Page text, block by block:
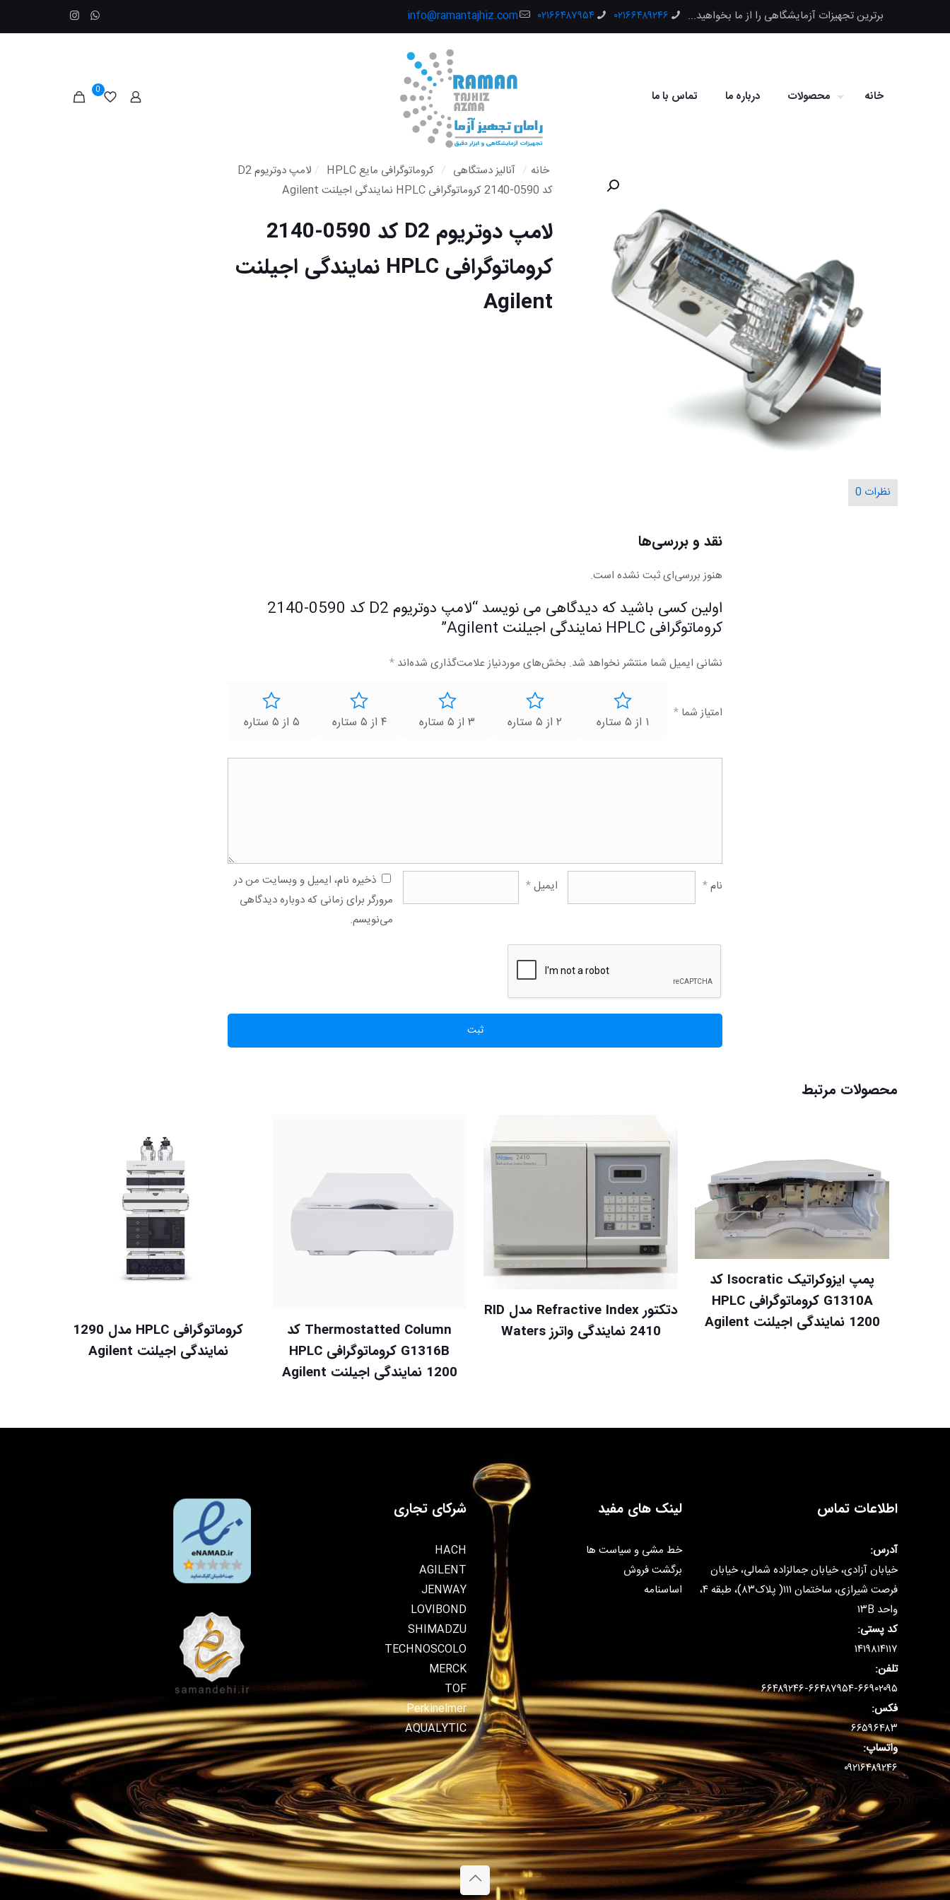
برترین تجهیزات آزمایشگاهی را از ما بخواهید... ۰۲۱۶۶۴۸۹۲۴۶ ۰۲۱۶۶۴۸۷۹۵۴ info@ramantajhiz.com
خانه محصولات درباره ما تماس با ما 0
خانه / آنالیز دستگاهی / کروماتوگرافی مایع HPLC /
لامپ دوتریوم D2
کد 0590-2140 کروماتوگرافی HPLC نمایندگی اجیلنت Agilent
لامپ دوتریوم D2 کد 0590-2140
کروماتوگرافی HPLC نمایندگی اجیلنت
Agilent
نظرات 0
نقد و بررسی‌ها
هنوز بررسی‌ای ثبت نشده است.
اولین کسی باشید که دیدگاهی می نویسد “لامپ دوتریوم D2 کد 0590-2140
کروماتوگرافی HPLC نمایندگی اجیلنت Agilent”
نشانی ایمیل شما منتشر نخواهد شد. بخش‌های موردنیاز علامت‌گذاری شده‌اند *
امتیاز شما *
۱ از ۵ ستاره ۲ از ۵ ستاره ۳ از ۵ ستاره ۴ از ۵ ستاره ۵ از ۵ ستاره
نام* ایمیل*
ذخیره نام، ایمیل و وبسایت من در
مرورگر برای زمانی که دوباره دیدگاهی
می‌نویسم.
محصولات مرتبط
پمپ ایزوکراتیک Isocratic کد
G1310A کروماتوگرافی HPLC
1200 نمایندگی اجیلنت Agilent
دتکتور Refractive Index مدل RID
2410 نمایندگی واترز Waters
Thermostatted Column کد
G1316B کروماتوگرافی HPLC
1200 نمایندگی اجیلنت Agilent
کروماتوگرافی HPLC مدل 1290
نمایندگی اجیلنت Agilent
اطلاعات تماس
آدرس:
خیابان آزادی، خیابان جمالزاده شمالی، خیابان
فرصت شیرازی، ساختمان ۱۱۱( پلاک۸۳)، طبقه ۴،
واحد ۱۳B
کد پستی:
۱۴۱۹۸۱۴۱۱۷
تلفن:
۶۶۴۸۹۲۴۶-۶۶۴۸۷۹۵۴-۶۶۹۰۲۰۹۵
فکس:
۶۶۵۹۶۴۸۳
واتساپ:
۰۹۲۱۶۴۸۹۲۴۶
لینک های مفید
خط مشی و سیاست ها
برگشت فروش
اساسنامه
شرکای تجاری
HACH
AGILENT
JENWAY
LOVIBOND
SHIMADZU
TECHNOSCOLO
MERCK
TOF
Perkinelmer
AQUALYTIC